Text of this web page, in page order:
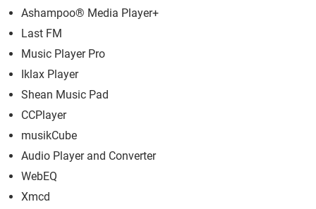
Ashampoo® Media Player+
Last FM
Music Player Pro
Iklax Player
Shean Music Pad
CCPlayer
musikCube
Audio Player and Converter
WebEQ
Xmcd